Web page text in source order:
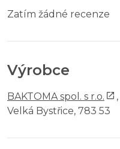
Zatím žádné recenze
Výrobce
BAKTOMA spol. s r.o. ,
Velká Bystřice, 783 53